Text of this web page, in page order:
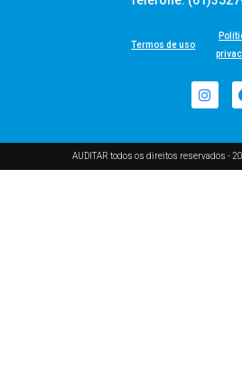
Termos de uso
AUDITAR todos os direitos reservados -